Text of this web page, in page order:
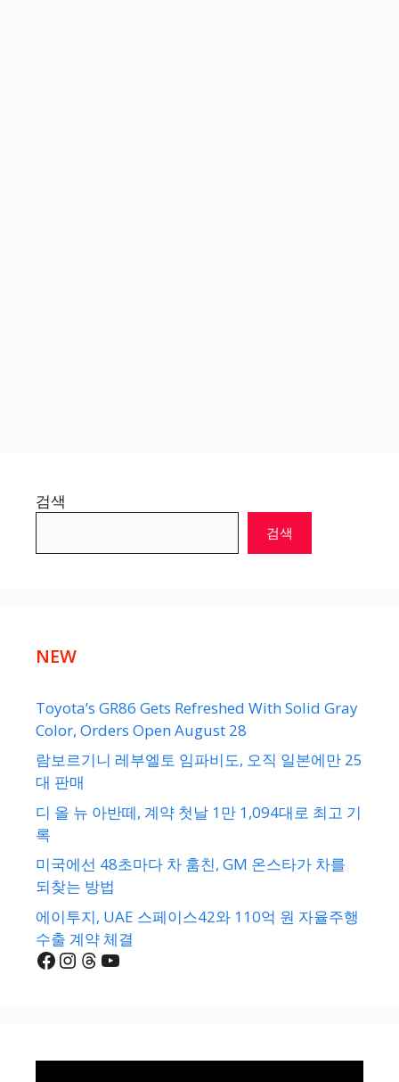
검색
검색
NEW
Toyota’s GR86 Gets Refreshed With Solid Gray
Color, Orders Open August 28
람보르기니 레부엘토 임파비도, 오직 일본에만 25
대 판매
디 올 뉴 아반떼, 계약 첫날 1만 1,094대로 최고 기
록
미국에선 48초마다 차 훔친, GM 온스타가 차를
되찾는 방법
에이투지, UAE 스페이스42와 110억 원 자율주행
수출 계약 체결
Facebook
Instagram
Threads
YouTube